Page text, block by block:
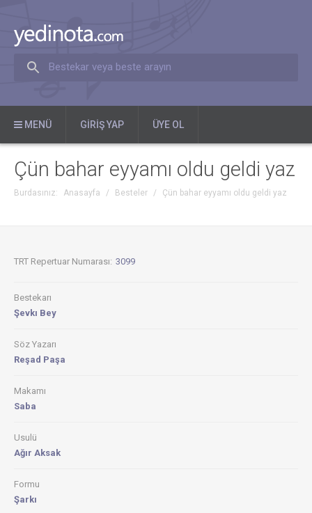
Bestekar veya beste arayın
MENÜ GIRIŞ YAP ÜYE OL
Çün bahar eyyamı oldu geldi yaz
Burdasınız: Anasayfa / Besteler / Çün bahar eyyamı oldu geldi yaz
TRT Repertuar Numarası: 3099
Bestekarı
Şevkı Bey
Söz Yazarı
Reşad Paşa
Makamı
Saba
Usulü
Ağır Aksak
Formu
Şarkı